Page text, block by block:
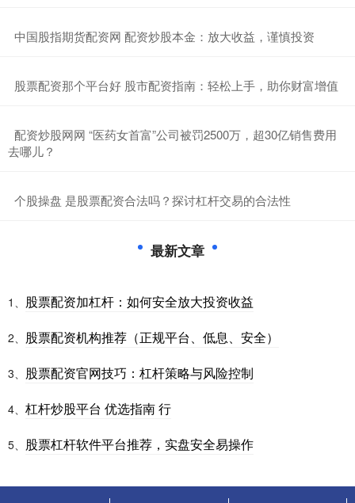
​中国股指期货配资网 配资炒股本金：放大收益，谨慎投资
​股票配资那个平台好 股市配资指南：轻松上手，助你财富增值
​配资炒股网网 “医药女首富”公司被罚2500万，超30亿销售费用
去哪儿？
​个股操盘 是股票配资合法吗？探讨杠杆交易的合法性
最新文章
1、 股票配资加杠杆：如何安全放大投资收益
2、 股票配资机构推荐（正规平台、低息、安全）
3、 股票配资官网技巧：杠杆策略与风险控制
4、 杠杆炒股平台 优选指南 行
5、 股票杠杆软件平台推荐，实盘安全易操作